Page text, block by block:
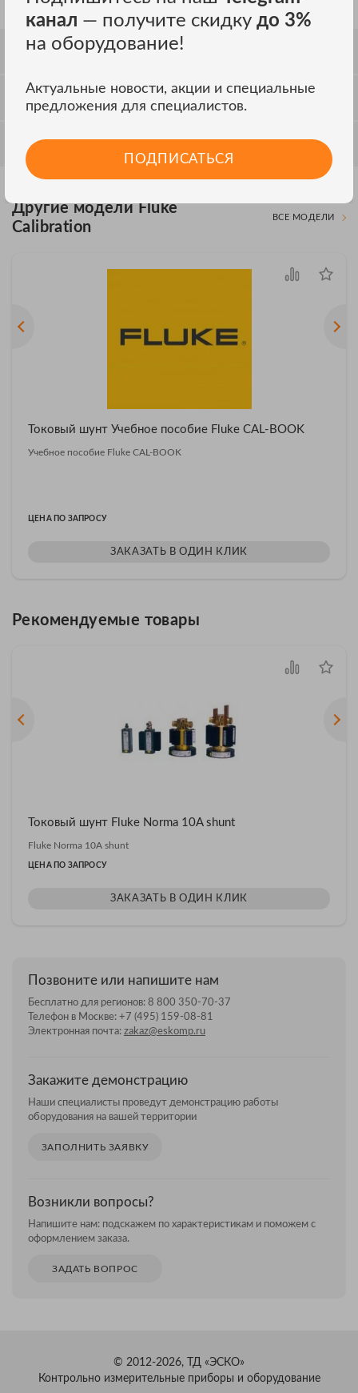
разъем.
СОВМЕСТИМОСТЬ
ОТЗЫВЫ
ОБСУЖДЕНИЕ
Другие модели Fluke
Calibration
ВСЕ МОДЕЛИ
Токовый шунт Учебное пособие Fluke CAL-BOOK
Учебное пособие Fluke CAL-BOOK
ЦЕНА ПО ЗАПРОСУ
ЗАКАЗАТЬ В ОДИН КЛИК
Рекомендуемые товары
Токовый шунт Fluke Norma 10A shunt
Fluke Norma 10A shunt
ЦЕНА ПО ЗАПРОСУ
ЗАКАЗАТЬ В ОДИН КЛИК
Позвоните или напишите нам
Бесплатно для регионов: 8 800 350-70-37
Телефон в Москве: +7 (495) 159-08-81
Электронная почта: zakaz@eskomp.ru
Закажите демонстрацию
Наши специалисты проведут демонстрацию работы
оборудования на вашей территории
ЗАПОЛНИТЬ ЗАЯВКУ
Возникли вопросы?
Напишите нам: подскажем по характеристикам и поможем с
оформлением заказа.
ЗАДАТЬ ВОПРОС
© 2012-2026, ТД «ЭСКО»
Контрольно измерительные приборы и оборудование
канал — получите скидку до 3%
на оборудование!
Актуальные новости, акции и специальные
предложения для специалистов.
ПОДПИСАТЬСЯ